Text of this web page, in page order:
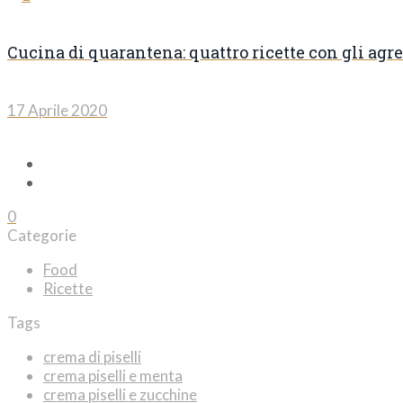
Cucina di quarantena: quattro ricette con gli
17 Aprile 2020
0
Categorie
Food
Ricette
Tags
crema di piselli
crema piselli e menta
crema piselli e zucchine